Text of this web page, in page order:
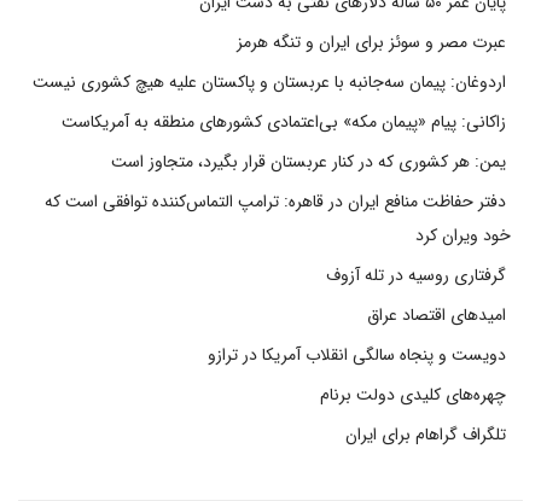
عبرت مصر و سوئز برای ایران و تنگه هرمز
اردوغان: پیمان سه‌جانبه با عربستان و پاکستان علیه هیچ کشوری نیست
زاکانی: پیام «پیمان مکه» بی‌اعتمادی کشورهای منطقه به آمریکاست
یمن: هر کشوری که در کنار عربستان قرار بگیرد، متجاوز است
دفتر حفاظت منافع ایران در قاهره: ترامپ التماس‌کننده توافقی است که
خود ویران کرد
گرفتاری روسیه در تله آزوف
امیدهای اقتصاد عراق
دویست و پنجاه سالگی انقلاب آمریکا در ترازو
چهره‌های کلیدی دولت برنام
تلگراف گراهام برای ایران